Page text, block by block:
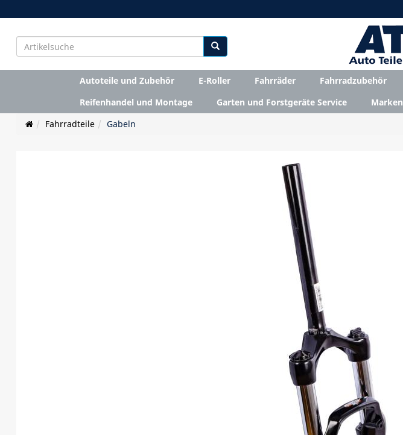
Autoteile und Zubehör E-Roller Fahrräder Fahrradzubehör
Reifenhandel und Montage
Garten und Forstgeräte Service
Marken
Fahrradteile
Gabeln